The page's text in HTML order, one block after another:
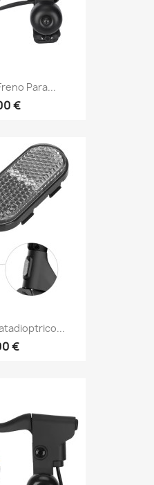
Para...
€
€